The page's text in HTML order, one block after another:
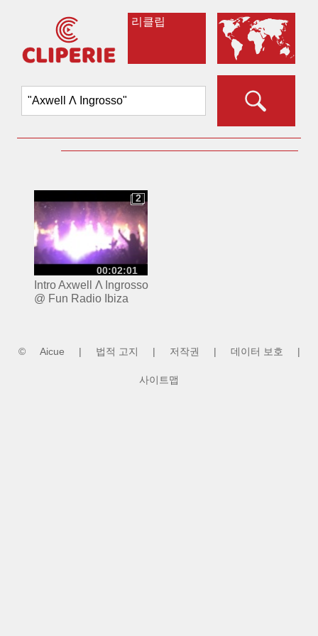
리클립
00:02:01
2
2
Intro Axwell Λ Ingrosso
@ Fun Radio Ibiza
© Aicue | 법적 고지 | 저작권 | 데이터 보호 |
사이트맵